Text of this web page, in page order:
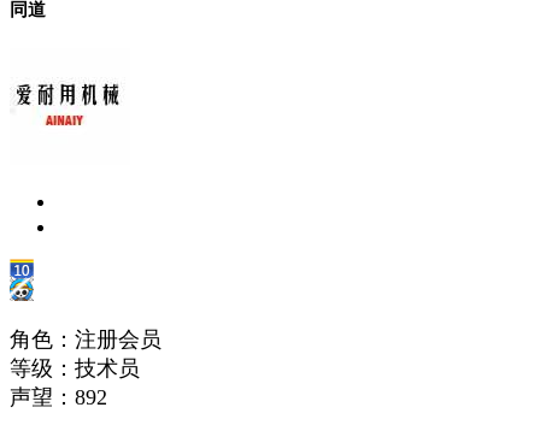
同道
角色：注册会员
等级：技术员
声望： 892